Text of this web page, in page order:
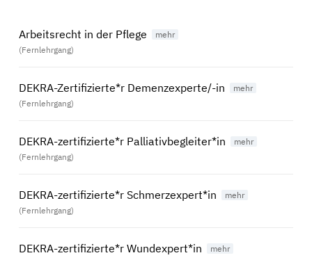
Arbeitsrecht in der Pflege
(Fernlehrgang)
DEKRA-Zertifizierte*r Demenzexperte/-in
(Fernlehrgang)
DEKRA-zertifizierte*r Palliativbegleiter*in
(Fernlehrgang)
DEKRA-zertifizierte*r Schmerzexpert*in
(Fernlehrgang)
DEKRA-zertifizierte*r Wundexpert*in